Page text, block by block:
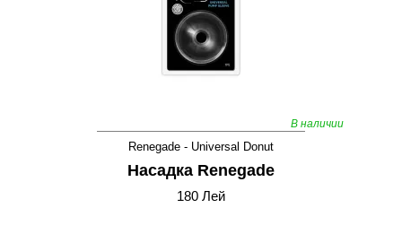
В наличии
Renegade - Universal Donut
Насадка Renegade
180 Лей